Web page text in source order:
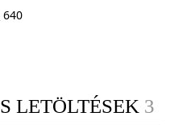
640
LETÖLTÉSEK 3